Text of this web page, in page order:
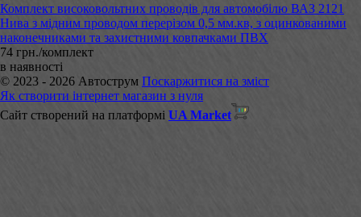
Комплект високовольтних проводів для автомобілю ВАЗ 2121
Нива з мідним проводом перерізом 0,5 мм.кв, з оцинкованими
наконечниками та захистними ковпачками ПВХ
74 грн./комплект
в наявності
© 2023 - 2026 Автострум Поскаржитися на зміст
Як створити інтернет магазин з нуля
Сайт створений на платформі UA Market